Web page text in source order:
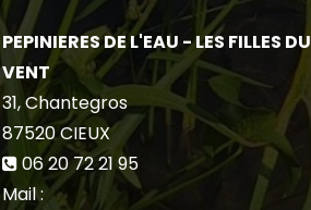
PEPINIERES DE L'EAU - LES FILLES DU
VENT
31, Chantegros
87520CIEUX
06 20 72 21 95
Mail :